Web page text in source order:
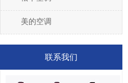
美的空调
联系我们